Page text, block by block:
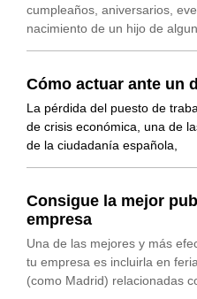
cumpleaños, aniversarios,
nacimiento de un hijo de
Cómo actuar ante un
La pérdida del puesto de
de crisis económica, una de
de la ciudadanía española,
Consigue la mejor
empresa
Una de las mejores y más
tu empresa es incluirla en
(como Madrid) relacionadas